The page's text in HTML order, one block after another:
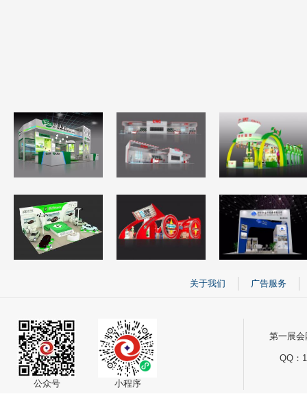
关于我们 广告服务
公众号 小程序
第一展
QQ：